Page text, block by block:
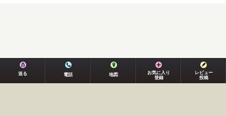
送る 電話 地図
お気に入り
登録
レビュー
投稿